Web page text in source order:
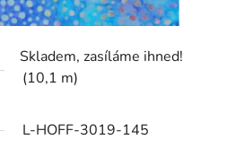
Skladem, zasíláme ihned!
(10,1 m)
L-HOFF-3019-145